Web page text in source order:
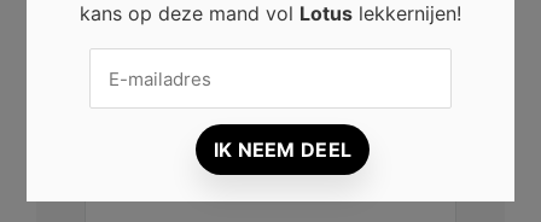
kans op deze mand vol Lotus lekkernijen!